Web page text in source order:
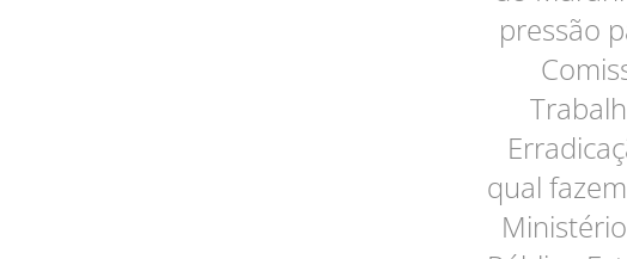
pressão
qual